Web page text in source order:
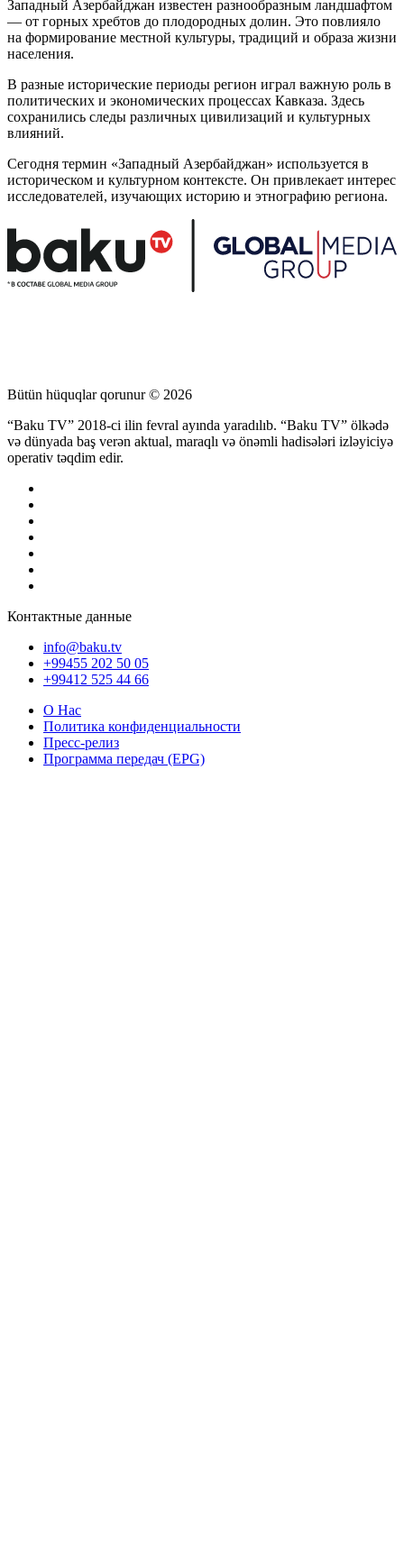
Западный Азербайджан известен разнообразным ландшафтом
— от горных хребтов до плодородных долин. Это повлияло
на формирование местной культуры, традиций и образа жизни
населения.
В разные исторические периоды регион играл важную роль в
политических и экономических процессах Кавказа. Здесь
сохранились следы различных цивилизаций и культурных
влияний.
Сегодня термин «Западный Азербайджан» используется в
историческом и культурном контексте. Он привлекает интерес
исследователей, изучающих историю и этнографию региона.
Bütün hüquqlar qorunur © 2026
“Baku TV” 2018-ci ilin fevral ayında yaradılıb. “Baku TV” ölkədə
və dünyada baş verən aktual, maraqlı və önəmli hadisələri izləyiciyə
operativ təqdim edir.
Контактные данные
info@baku.tv
+99455 202 50 05
+99412 525 44 66
О Нас
Политика конфиденциальности
Пресс-релиз
Программа передач (EPG)